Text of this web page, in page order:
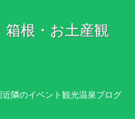
箱根・お土産観
隣のイベント観光温泉ブログ